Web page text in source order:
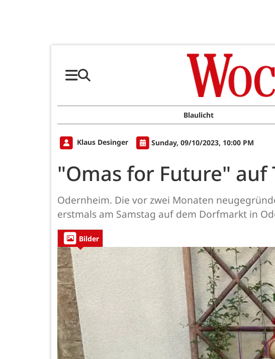
Blaulicht
Klaus Desinger Sunday, 09/10/2023, 10:00 PM
"Omas for Future"
Odernheim. Die vor zwei Monaten
erstmals am Samstag auf dem Dorfmarkt in
Bilder